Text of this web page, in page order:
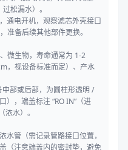
松漏水）。
通电开机，观察滤芯外壳接口
准备后续其他部件更换。
微生物，寿命通常为 1-2
，视设备标准而定）、产水
中部或后部，为圆柱形透明 /
），端盖标注 “RO IN”（进
浓水）。
水管（需记录管路接口位置，
（注意端盖内的密封垫，避免